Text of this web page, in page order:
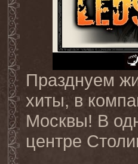
Празднуем
хиты, в
Москвы! В
центре